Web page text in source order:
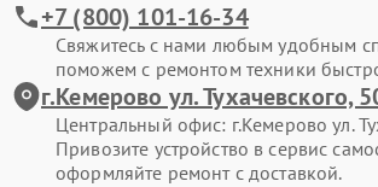
+7 (800) 101-16-34
Свяжитесь с нами любым удобным
поможем с ремонтом техники
г.Кемерово ул. Тухачевского,
Центральный офис: г.Кемерово ул.
Привозите устройство в сервис
оформляйте ремонт с доставкой.